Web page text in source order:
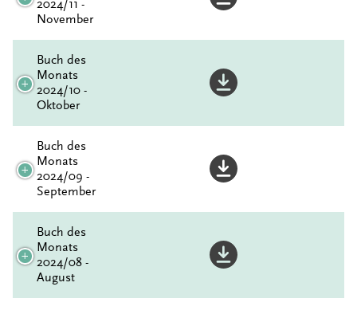
2024/11 -
November
Buch des
Monats
2024/10 -
Oktober
Buch des
Monats
2024/09 -
September
Buch des
Monats
2024/08 -
August